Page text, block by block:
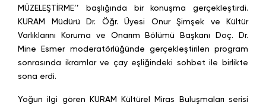
MÜZELEŞTİRME’’ başlığında bir konuşma gerçekleştirdi.
KURAM Müdürü Dr. Öğr. Üyesi Onur Şimşek ve Kültür
Varlıklarını Koruma ve Onarım Bölümü Başkanı Doç. Dr.
Mine Esmer moderatörlüğünde gerçekleştirilen program
sonrasında ikramlar ve çay eşliğindeki sohbet ile birlikte
sona erdi.
Yoğun ilgi gören KURAM Kültürel Miras Buluşmaları serisi